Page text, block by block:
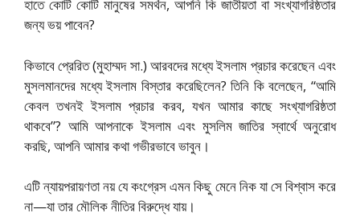
হাতে কোটি কোটি মানুষের সমর্থন, আপনি কি জাতীয়তা বা সংখ্যাগরিষ্ঠতার
জন্য ভয় পাবেন?
কিভাবে প্রেরিত (মুহাম্মদ সা.) আরবদের মধ্যে ইসলাম প্রচার করেছেন এবং
মুসলমানদের মধ্যে ইসলাম বিস্তার করেছিলেন? তিনি কি বলেছেন, “আমি
কেবল তখনই ইসলাম প্রচার করব, যখন আমার কাছে সংখ্যাগরিষ্ঠতা
থাকবে”? আমি আপনাকে ইসলাম এবং মুসলিম জাতির স্বার্থে অনুরোধ
করছি, আপনি আমার কথা গভীরভাবে ভাবুন।
এটি ন্যায়পরায়ণতা নয় যে কংগ্রেস এমন কিছু মেনে নিক যা সে বিশ্বাস করে
না—যা তার মৌলিক নীতির বিরুদ্ধে যায়।